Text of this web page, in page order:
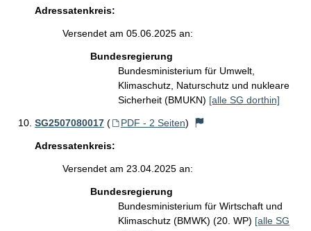
Adressatenkreis:
Versendet am 05.06.2025 an:
Bundesregierung
Bundesministerium für Umwelt,
Klimaschutz, Naturschutz und nukleare
Sicherheit (BMUKN) [alle SG dorthin]
SG2507080017 ( PDF - 2 Seiten)
Adressatenkreis:
Versendet am 23.04.2025 an:
Bundesregierung
Bundesministerium für Wirtschaft und
Klimaschutz (BMWK) (20. WP) [alle SG